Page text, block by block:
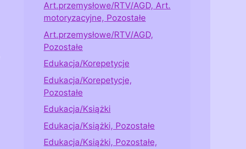
Art.przemysłowe/RTV/AGD, Art.
motoryzacyjne, Pozostałe
Art.przemysłowe/RTV/AGD,
Pozostałe
Edukacja/Korepetycje
Edukacja/Korepetycje,
Pozostałe
Edukacja/Książki
Edukacja/Książki, Pozostałe
Edukacja/Książki, Pozostałe,